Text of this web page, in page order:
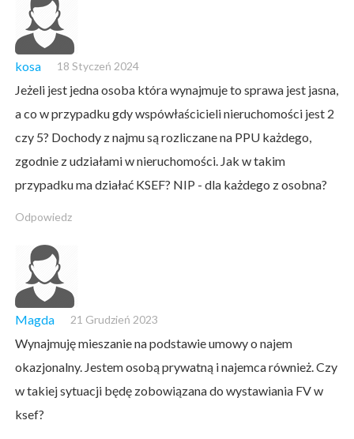
kosa 18 Styczeń 2024
Jeżeli jest jedna osoba która wynajmuje to sprawa jest jasna,
a co w przypadku gdy wspówłaścicieli nieruchomości jest 2
czy 5? Dochody z najmu są rozliczane na PPU każdego,
zgodnie z udziałami w nieruchomości. Jak w takim
przypadku ma działać KSEF? NIP - dla każdego z osobna?
Odpowiedz
Magda 21 Grudzień 2023
Wynajmuję mieszanie na podstawie umowy o najem
okazjonalny. Jestem osobą prywatną i najemca również. Czy
w takiej sytuacji będę zobowiązana do wystawiania FV w
ksef?